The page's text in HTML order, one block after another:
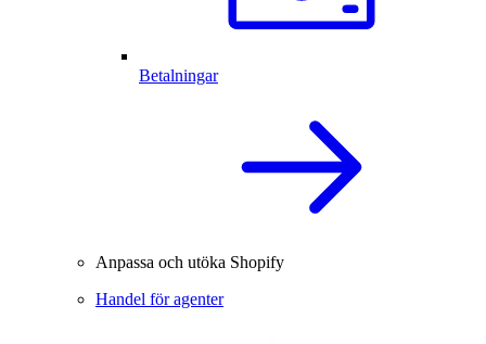
Betalningar
Anpassa och utöka Shopify
Handel för agenter